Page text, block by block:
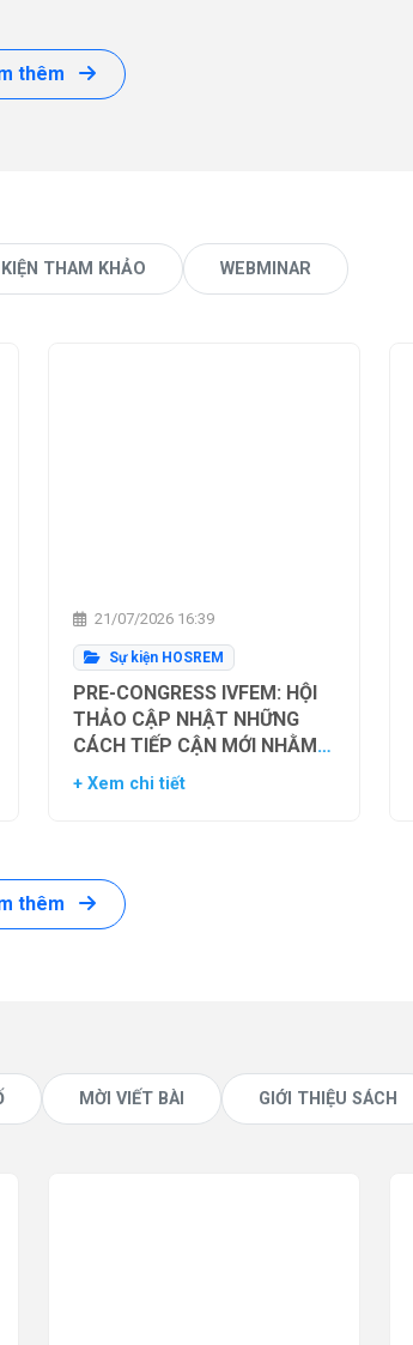
thêm
THAM KHẢO WEBMINAR
21/07/2026 16:39
Sự kiện HOSREM
PRE-CONGRESS IVFEM: HỘI
THẢO CẬP NHẬT NHỮNG
CÁCH TIẾP CẬN MỚI NHẰM
TỐI ƯU HÓA TỶ LỆ THÀNH
+ Xem chi tiết
thêm
MỜI VIẾT BÀI GIỚI THIỆU SÁCH